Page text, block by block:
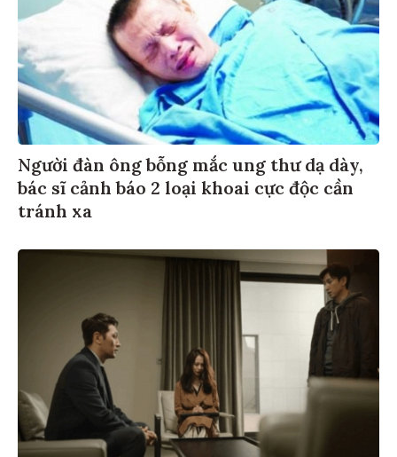
Người đàn ông bỗng mắc ung thư dạ dày,
bác sĩ cảnh báo 2 loại khoai cực độc cần
tránh xa